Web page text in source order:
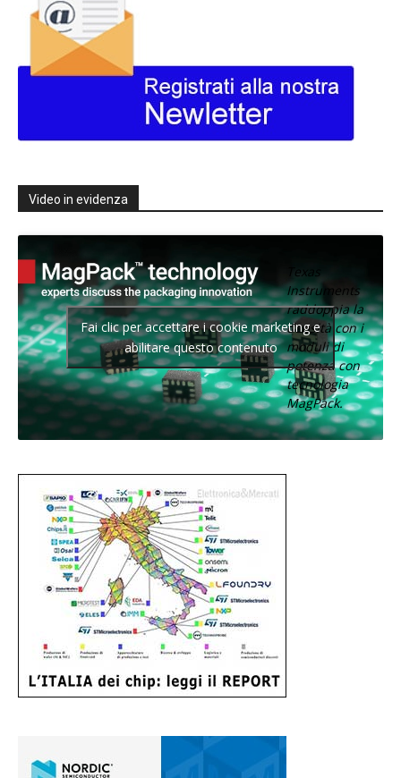
Video in evidenza
Texas
Instruments
raddoppia la
densità con i
moduli di
potenza con
tecnologia
MagPack.
Fai clic per accettare i cookie marketing e
abilitare questo contenuto